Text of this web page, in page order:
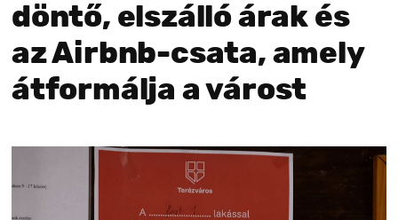
döntő, elszálló árak és
az Airbnb-csata, amely
átformálja a várost